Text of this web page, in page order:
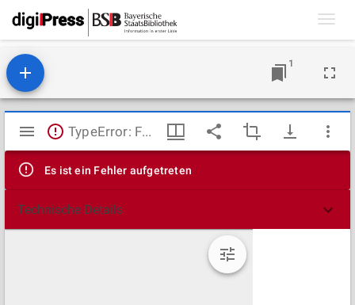
1
Mirador
Viewer
TypeError: Failed to fetch
Es ist ein Fehler aufgetreten
Technische Details